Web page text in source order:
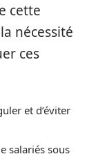
cette
nécessité
ces
et d’éviter
salariés sous